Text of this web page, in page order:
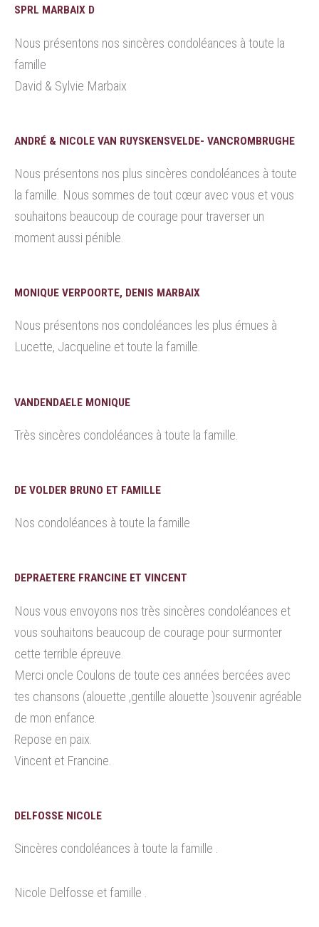
SPRL MARBAIX D
Nous présentons nos sincères condoléances à toute la
famille
David & Sylvie Marbaix
ANDRÉ & NICOLE VAN RUYSKENSVELDE- VANCROMBRUGHE
Nous présentons nos plus sincères condoléances à toute
la famille. Nous sommes de tout cœur avec vous et vous
souhaitons beaucoup de courage pour traverser un
moment aussi pénible.
MONIQUE VERPOORTE, DENIS MARBAIX
Nous présentons nos condoléances les plus émues à
Lucette, Jacqueline et toute la famille.
VANDENDAELE MONIQUE
Très sincères condoléances à toute la famille.
DE VOLDER BRUNO ET FAMILLE
Nos condoléances à toute la famille
DEPRAETERE FRANCINE ET VINCENT
Nous vous envoyons nos très sincères condoléances et
vous souhaitons beaucoup de courage pour surmonter
cette terrible épreuve.
Merci oncle Coulons de toute ces années bercées avec
tes chansons (alouette ,gentille alouette )souvenir agréable
de mon enfance.
Repose en paix.
Vincent et Francine.
DELFOSSE NICOLE
Sincères condoléances à toute la famille .
Nicole Delfosse et famille .